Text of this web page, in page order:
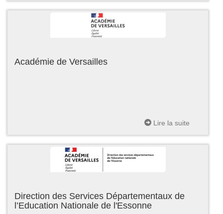
Académie de Versailles
Lire la suite
Direction des Services Départementaux de
l’Education Nationale de l'Essonne